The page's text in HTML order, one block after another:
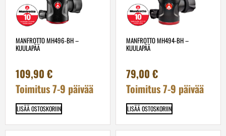
MANFROTTO MH496-BH –
KUULAPÄÄ
109,90 €
Toimitus 7-9 päivää
LISÄÄ OSTOSKORIIN
MANFROTTO MH494-BH –
KUULAPÄÄ
79,00 €
Toimitus 7-9 päivää
LISÄÄ OSTOSKORIIN